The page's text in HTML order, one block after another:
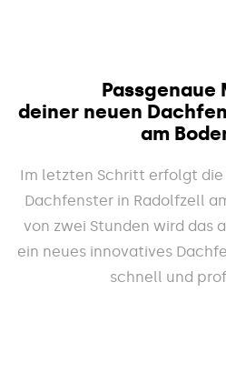
Passgenaue
deiner neuen
am
Im letzten Schritt erfolgt
Dachfenster in Radolfzell
von zwei Stunden wird das
ein neues innovatives
schnell und